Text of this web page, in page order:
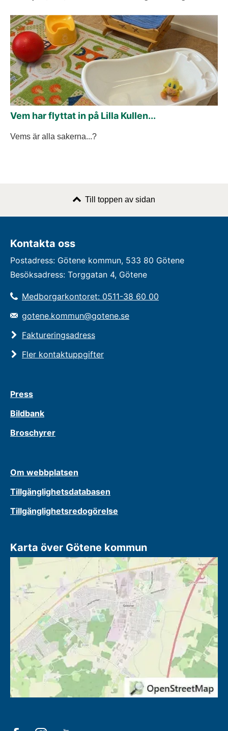
Vem har flyttat in på Lilla Kullen...
Vems är alla sakerna...?
Till toppen av sidan
Kontakta oss
Postadress: Götene kommun, 533 80 Götene
Besöksadress: Torggatan 4, Götene
Medborgarkontoret: 0511-38 60 00
gotene.kommun@gotene.se
Faktureringsadress
Fler kontaktuppgifter
Press
Bildbank
Broschyrer
Om webbplatsen
Tillgänglighetsdatabasen
Tillgänglighetsredogörelse
Karta över Götene kommun